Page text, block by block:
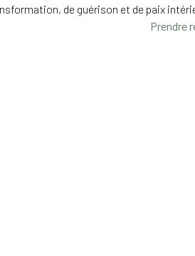
de guérison et de paix
Prendre